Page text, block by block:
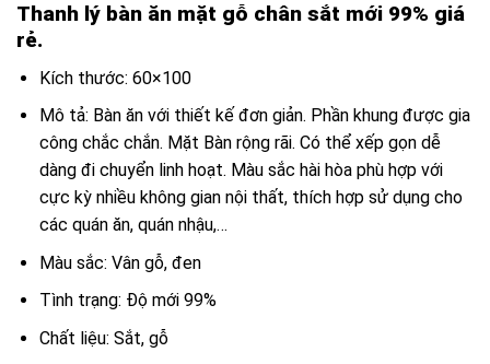
Thanh lý bàn ăn mặt gỗ chân sắt mới 99% giá
rẻ.
Kích thước: 60×100
Mô tả: Bàn ăn với thiết kế đơn giản. Phần khung được gia
công chắc chắn. Mặt Bàn rộng rãi. Có thể xếp gọn dễ
dàng đi chuyển linh hoạt. Màu sắc hài hòa phù hợp với
cực kỳ nhiều không gian nội thất, thích hợp sử dụng cho
các quán ăn, quán nhậu,…
Màu sắc: Vân gỗ, đen
Tình trạng: Độ mới 99%
Chất liệu: Sắt, gỗ